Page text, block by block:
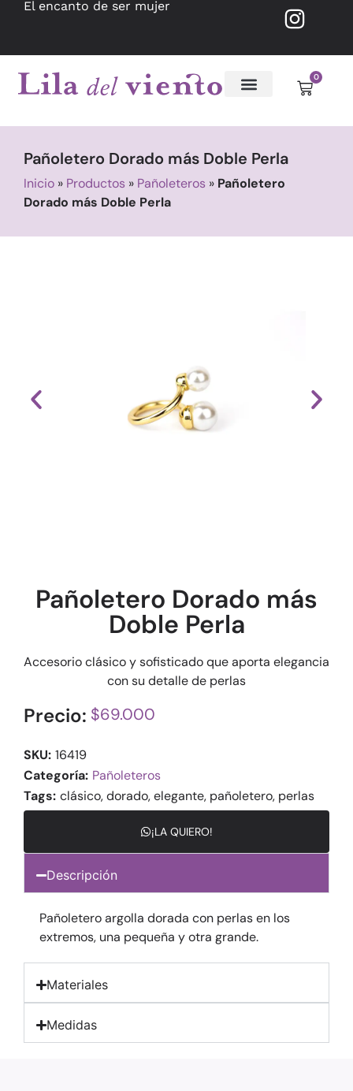
El encanto de ser mujer
0
Pañoletero Dorado más Doble Perla
Inicio » Productos » Pañoleteros » Pañoletero
Dorado más Doble Perla
Pañoletero Dorado más
Doble Perla
Accesorio clásico y sofisticado que aporta elegancia
con su detalle de perlas
Precio: $69.000
SKU: 16419
Categoría: Pañoleteros
Tags: clásico,dorado,elegante, pañoletero, perlas
¡LA QUIERO!
Descripción
Pañoletero argolla dorada con perlas en los
extremos, una pequeña y otra grande.
Materiales
Medidas